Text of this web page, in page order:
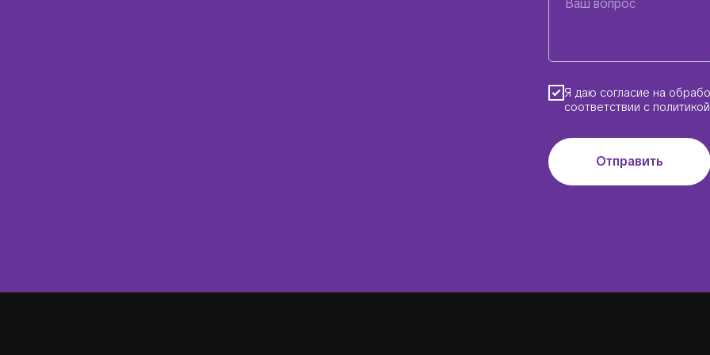
Я даю согласие на
соответствии с
Отправить